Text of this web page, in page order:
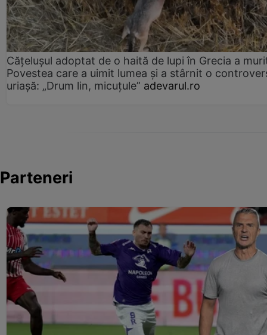
Cățelușul adoptat de o haită de lupi în Grecia a
Povestea care a uimit lumea și a stârnit o
uriașă: „Drum lin, micuțule” adevarul.ro
Parteneri